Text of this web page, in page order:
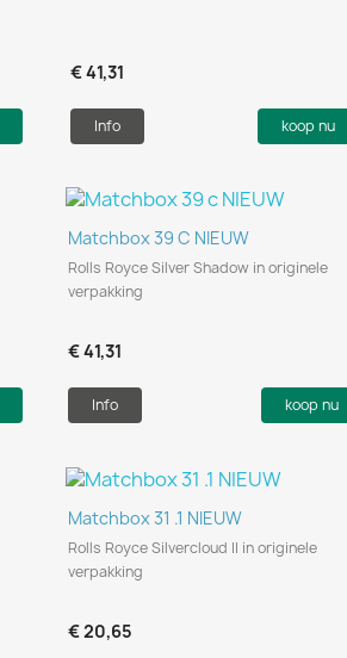
€ 41,31
Info koop nu
Snel bekijken
Matchbox 39 C NIEUW
Rolls Royce Silver Shadow in originele
verpakking
€ 41,31
Info koop nu
Snel bekijken
Matchbox 31 .1 NIEUW
Rolls Royce Silvercloud II in originele
verpakking
€ 20,65